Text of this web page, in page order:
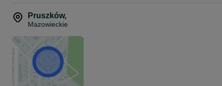
Pruszków,
Mazowieckie